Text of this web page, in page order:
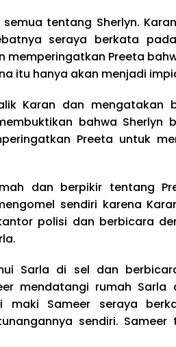
tentang Sherlyn.
seraya berkata
memperingatkan Preeta
itu hanya akan menjadi
Karan dan mengatakan
bahwa
Preeta untuk
dan berpikir tentang
sendiri karena
polisi dan berbicara
Sarla di sel dan
mendatangi rumah Sarla
maki Sameer seraya
sendiri.